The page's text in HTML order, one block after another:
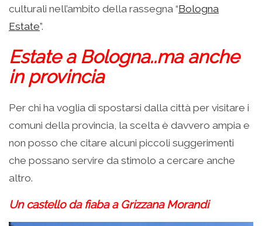
culturali nell’ambito della rassegna “Bologna
Estate”.
Estate a Bologna..ma anche
in provincia
Per chi ha voglia di spostarsi dalla città per visitare i
comuni della provincia, la scelta è davvero ampia e
non posso che citare alcuni piccoli suggerimenti
che possano servire da stimolo a cercare anche
altro.
Un castello da fiaba a Grizzana Morandi